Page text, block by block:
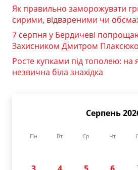
Як правильно заморожувати
сирими, відвареними чи
7 серпня у Бердичеві
Захисником Дмитром
Росте купками під тополею: на
незвична біла знахідка
Серпень
Пн Вт Ср Чт